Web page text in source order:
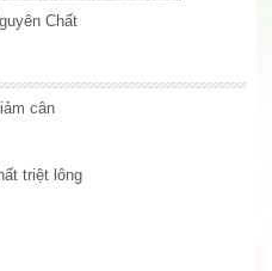
Chất
cân
triệt lông